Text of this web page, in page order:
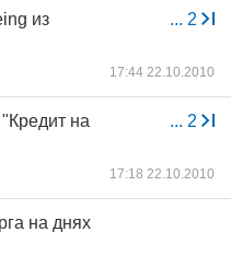
... 2
из
17:44 22.10.2010
... 2
на
17:18 22.10.2010
на днях